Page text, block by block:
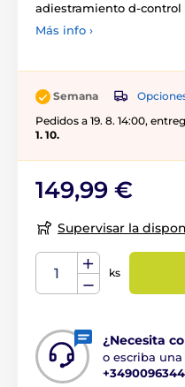
adiestramiento d-control
Más info ›
Semana
Pedidos a 19. 8. 14:00,
1. 10.
149,99 €
Supervisar la
ks
¿Necesita
o escriba